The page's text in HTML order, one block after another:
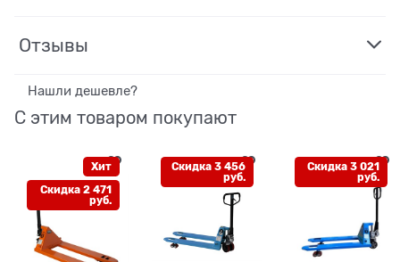
Отзывы
Нашли дешевле?
С этим товаром покупают
Хит
Скидка 2 471
руб.
Скидка 3 456
руб.
Скидка 3 021
руб.